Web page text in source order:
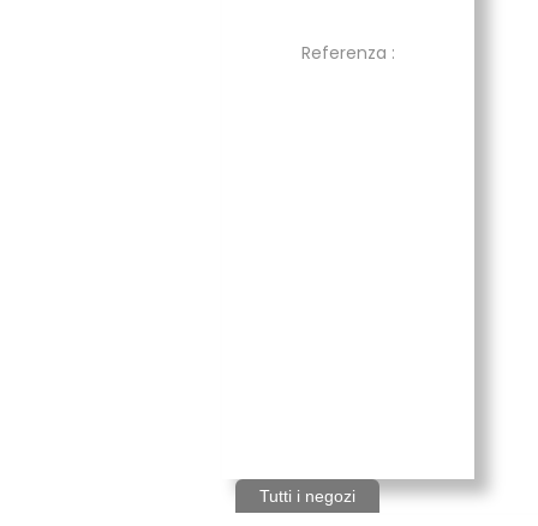
Referenza :
Tutti i negozi